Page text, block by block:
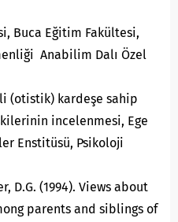
Buca Eğitim Fakültesi,
Anabilim Dalı Özel
(otistik) kardeşe sahip
incelenmesi, Ege
Enstitüsü, Psikoloji
D.G. (1994). Views about
parents and siblings of